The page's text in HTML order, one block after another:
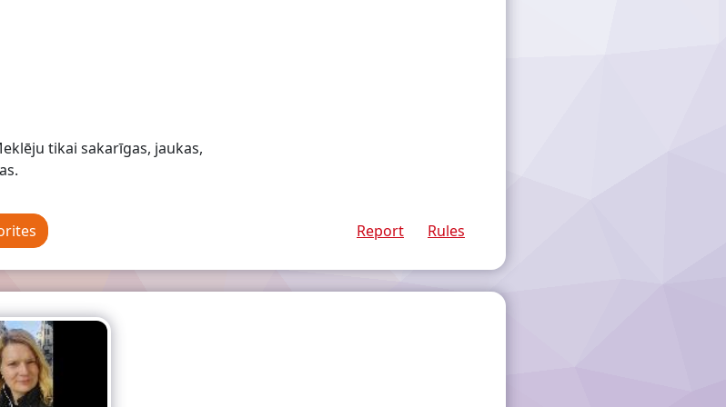
tikai sakarīgas, jaukas,
Report Rules